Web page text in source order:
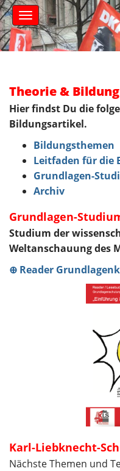
Theorie & Bildung
Hier findst Du die
Bildungsartikel.
Bildungsthemen
Leitfaden für die
Grundlagen-
Archiv
Grundlagen-
Studium der
Weltanschauung des
⊕ Reader
Karl-Liebknecht-
Nächste Themen und